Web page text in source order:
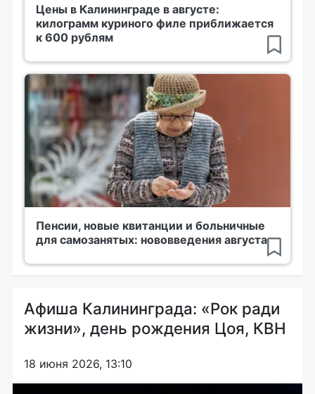
Цены в Калининграде в августе:
килограмм куриного филе приближается
к 600 рублям
Пенсии, новые квитанции и больничные
для самозанятых: нововведения августа
Афиша Калининграда: «Рок ради
жизни», день рождения Цоя, КВН
18 июня 2026, 13:10